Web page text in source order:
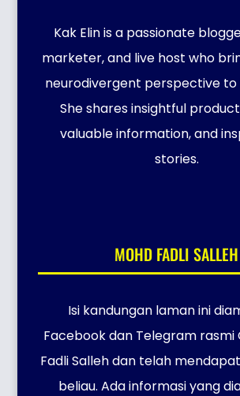
Kak Elin is a passionate
marketer, and live host who
neurodivergent perspective to
She shares insightful
valuable information, and
stories.
MOHD FADLI SALLEH
Isi kandungan laman ini
Facebook dan Telegram rasmi
Fadli Salleh dan telah
beliau. Ada informasi yang